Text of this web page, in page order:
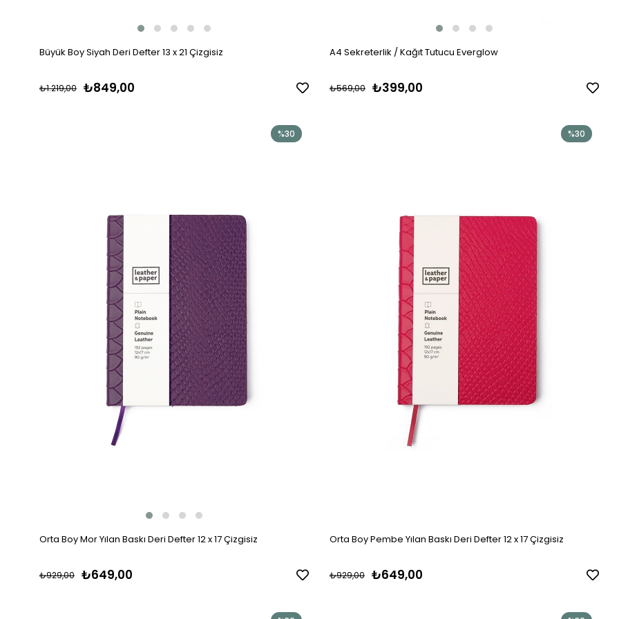
Büyük Boy Siyah Deri Defter 13 x 21 Çizgisiz
₺849,00
₺1.219,00
A4 Sekreterlik / Kağıt Tutucu Everglow
₺399,00
₺569,00
Orta Boy Mor Yılan Baskı Deri Defter 12 x 17 Çizgisiz
₺649,00
₺929,00
%30
Orta Boy Pembe Yılan Baskı Deri Defter 12 x 17 Çizgisiz
₺649,00
₺929,00
%30